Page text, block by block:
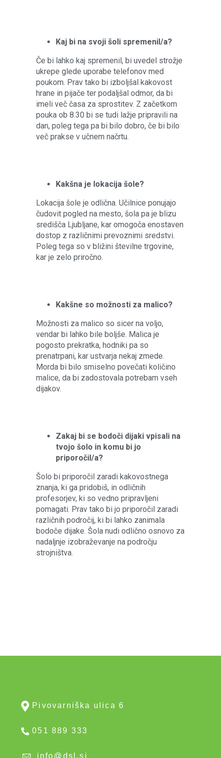
Kaj bi na svoji šoli spremenil/a?
Če bi lahko kaj spremenil, bi uvedel strožje
ukrepe glede uporabe telefonov med
poukom. Prav tako bi izboljšal kakovost
hrane in pijače ter podaljšal odmor, da bi
imeli več časa za sprostitev. Z začetkom
pouka ob 8.30 bi se tudi lažje pripravili na
dan, poleg tega pa bi bilo dobro, če bi bilo
več prakse v učnem načrtu.
Kakšna je lokacija šole?
Lokacija šole je odlična. Učilnice ponujajo
čudovit pogled na mesto, šola pa je blizu
središča Ljubljane, kar omogoča enostaven
dostop z različnimi prevoznimi sredstvi.
Poleg tega so v bližini številne trgovine,
kar je zelo priročno.
Kakšne so možnosti za malico?
Možnosti za malico so sicer na voljo,
vendar bi lahko bile boljše. Malica je
pogosto prekratka, hodniki pa so
prenatrpani, kar ustvarja nekaj zmede.
Morda bi bilo smiselno povečati količino
malice, da bi zadostovala potrebam vseh
dijakov.
Zakaj bi se bodoči dijaki vpisali na
tvojo šolo in komu bi jo
priporočil/a?
Šolo bi priporočil zaradi kakovostnega
znanja, ki ga pridobiš, in odličnih
profesorjev, ki so vedno pripravljeni
pomagati. Prav tako bi jo priporočil zaradi
različnih področij, ki bi lahko zanimala
bodoče dijake. Šola nudi odlično osnovo za
nadaljnje izobraževanje na področju
strojništva.
Pivovarniška ulica 6
051 889 333
info@dsl.si